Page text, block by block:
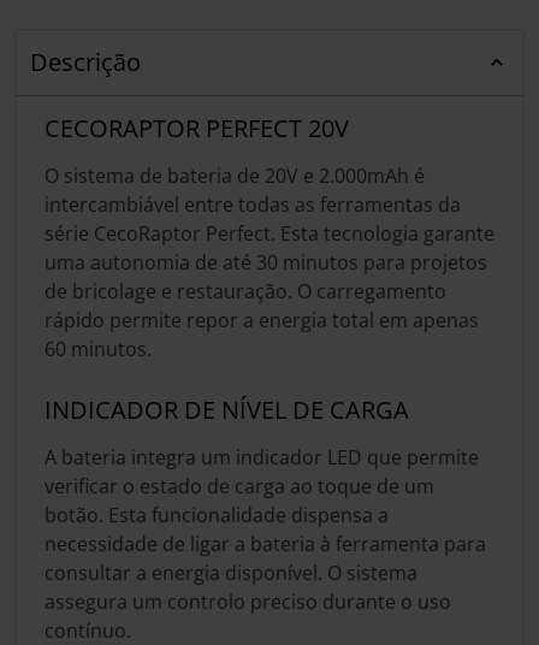
Descrição
CECORAPTOR PERFECT 20V
O sistema de bateria de 20V e 2.000mAh é
intercambiável entre todas as ferramentas da
série CecoRaptor Perfect. Esta tecnologia garante
uma autonomia de até 30 minutos para projetos
de bricolage e restauração. O carregamento
rápido permite repor a energia total em apenas
60 minutos.
INDICADOR DE NÍVEL DE CARGA
A bateria integra um indicador LED que permite
verificar o estado de carga ao toque de um
botão. Esta funcionalidade dispensa a
necessidade de ligar a bateria à ferramenta para
consultar a energia disponível. O sistema
assegura um controlo preciso durante o uso
contínuo.